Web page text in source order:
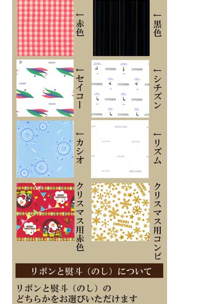
■スーパーチタニウムバンド
■プッシュ式三つ折中留め
■光発電
■光発電約5ヶ月（フル充電時）
■年差±10秒
■日常生活防水
■サファイアガラス(無反射コーティング)
■耐ニッケルアレルギー
■バンド幅19mm
■幅37.5mm×厚み6.mm
■キャリバーNo：G530
バンド調整可能サイズ：138～204mm
・充電警告機能
・過充電防止機能
・時刻合わせ告知機能
・秒針停止機能
・クイックスタート機能
■メーカーの正規国内保証書付き（3年間保証）
メッセージ文字名入れ刻印した腕時計を永年勤続 周年記念 皆勤 栄転 定年 退職 誕
生日 入学 成人 卒業 結婚式 ご結婚記念 金婚 銀婚 還暦 白寿 喜寿 米寿 古希 古稀 叙
勲 御祝 ホールインワン 贈り物 ギフト 記念品 プレゼントに
※１０文字分の加工費込みの表示価格です
※在庫ありの時１０日間前後（土日祝日は除く）で発送予定（在庫切れの場合もあ
ります）
※刻印文字はカート内の備考欄に記載ください